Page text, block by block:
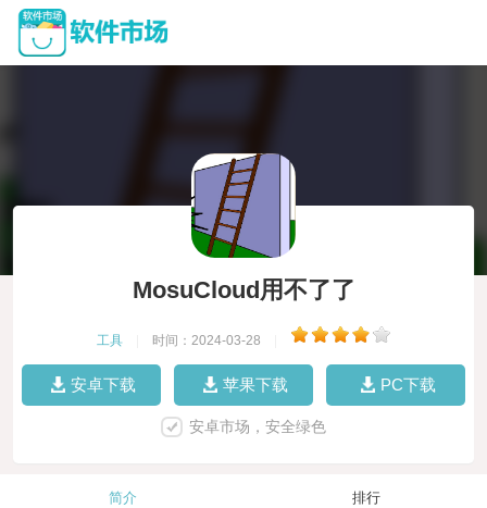
MosuCloud用不了了
工具 时间：2024-03-28
安卓下载 苹果下载 PC下载
安卓市场，安全绿色
简介 排行